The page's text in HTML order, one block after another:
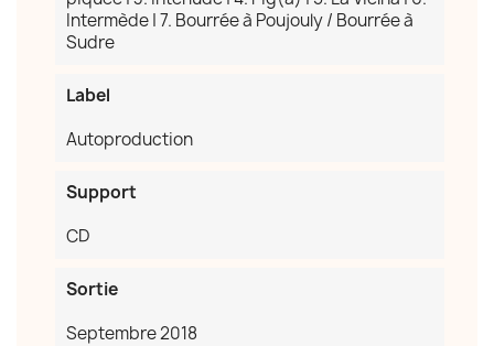
Intermède | 7. Bourrée à Poujouly / Bourrée à
Sudre
Label
Autoproduction
Support
CD
Sortie
Septembre 2018
Créer une liste d'envies
Annuler